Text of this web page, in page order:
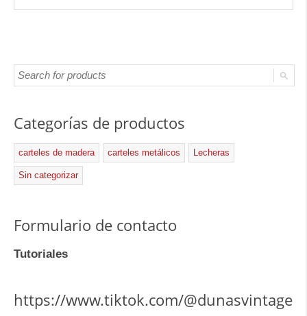
Categorías de productos
carteles de madera carteles metálicos Lecheras
Sin categorizar
Formulario de contacto
Tutoriales
https://www.tiktok.com/@dunasvintage